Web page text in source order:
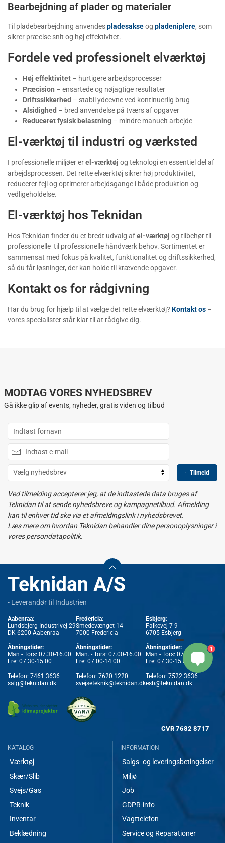
Bearbejdning af plader og materialer
Til pladebearbejdning anvendespladesakseog pladeniplere, som
sikrer præcise snit og høj effektivitet.
Fordele ved professionelt elværktøj
Høj effektivitet – hurtigere arbejdsprocesser
Præcision – ensartede og nøjagtige resultater
Driftssikkerhed – stabil ydeevne ved kontinuerlig brug
Alsidighed – bred anvendelse på tværs af opgaver
Reduceret fysisk belastning – mindre manuelt arbejde
El-værktøj til industri og værksted
I professionelle miljøer erel-værktøj og teknologi en essentiel del af
arbejdsprocessen. Det rette elværktøj sikrer høj produktivitet,
reducerer fejl og optimerer arbejdsgange i både produktion og
vedligeholdelse.
El-værktøj hos Teknidan
Hos Teknidan finder du et bredt udvalg afel-værktøj og tilbehør til
professionelle til professionelle håndværk behov. Sortimentet er
sammensat med fokus på kvalitet, funktionalitet og driftssikkerhed,
så du får løsninger, der kan holde til krævende opgaver.
Kontakt os for rådgivning
Har du brug for hjælp til at vælge det rette elværktøj? Kontakt os –
vores specialister står klar til at rådgive dig.
MODTAG VORES NYHEDSBREV
Gå ikke glip af events, nyheder, gratis viden og tilbud
Tilmeld
Ved tilmelding accepterer jeg, at de indtastede data bruges af
Teknidan til at sende nyhedsbreve og kampagnetilbud. Afmelding
kan til enhver tid ske via et afmeldingslink i nyhedsbrevet.
Læs mere om hvordan Teknidan behandler dine personoplysninger i
vores persondatapolitik.
Teknidan A/S
- Leverandør til Industrien
Aabenraa:
Lundsbjerg Industrivej 29
DK-6200 Aabenraa
Åbningstider:
Man - Tors: 07.30-16.00
Fre: 07.30-15.00
Telefon: 7461 3636
salg@teknidan.dk
Fredericia:
Smedevænget 14
7000 Fredericia
Åbningstider:
Man. - Tors: 07.00-16.00
Fre: 07.00-14.00
Telefon: 7620 1220
svejseteknik@teknidan.dk
Esbjerg:
Falkevej 7-9
6705 Esbjerg
Åbningstider:
Man - Tors: 07.30-16.00
Fre: 07.30-15.00
Telefon: 7522 3636
esb@teknidan.dk
CVR 7682 8717
KATALOG
Værktøj
Skær/Slib
Svejs/Gas
Teknik
Inventar
Beklædning
INFORMATION
Salgs- og leveringsbetingelser
Miljø
Job
GDPR-info
Vagttelefon
Service og Reparationer
1